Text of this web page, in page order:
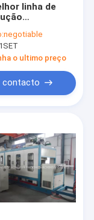
linha de
do
de
da espuma
negotiable
1SET
o ultimo preço
contacto